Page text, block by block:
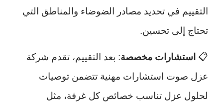
التقييم في تحديد مصادر الضوضاء والمناطق التي
تحتاج إلى تحسين.
📋 استشارات مخصصة: بعد التقييم، تقدم شركة
عزل صوت استشارات مهنية تتضمن توصيات
لحلول عزل تناسب خصائص كل غرفة، مثل